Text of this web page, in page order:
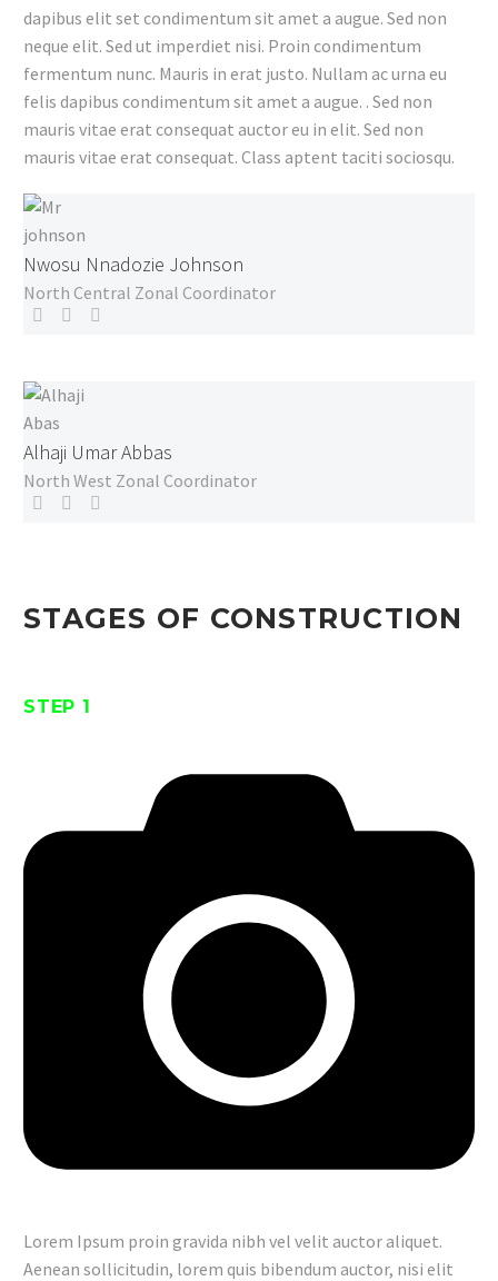
dapibus elit set condimentum sit amet a augue. Sed non
neque elit. Sed ut imperdiet nisi. Proin condimentum
fermentum nunc. Mauris in erat justo. Nullam ac urna eu
felis dapibus condimentum sit amet a augue. . Sed non
mauris vitae erat consequat auctor eu in elit. Sed non
mauris vitae erat consequat. Class aptent taciti sociosqu.
Nwosu Nnadozie Johnson
North Central Zonal Coordinator
Alhaji Umar Abbas
North West Zonal Coordinator
STAGES OF CONSTRUCTION
STEP 1
Lorem Ipsum proin gravida nibh vel velit auctor aliquet.
Aenean sollicitudin, lorem quis bibendum auctor, nisi elit